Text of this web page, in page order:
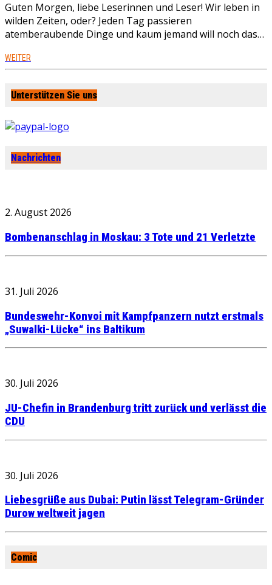
Guten Morgen, liebe Leserinnen und Leser! Wir leben in
wilden Zeiten, oder? Jeden Tag passieren
atemberaubende Dinge und kaum jemand will noch das…
WEITER
Unterstützen Sie uns
Nachrichten
2. August 2026
Bombenanschlag in Moskau: 3 Tote und 21 Verletzte
31. Juli 2026
Bundeswehr-Konvoi mit Kampfpanzern nutzt erstmals
„Suwalki-Lücke“ ins Baltikum
30. Juli 2026
JU-Chefin in Brandenburg tritt zurück und verlässt die
CDU
30. Juli 2026
Liebesgrüße aus Dubai: Putin lässt Telegram-Gründer
Durow weltweit jagen
Comic